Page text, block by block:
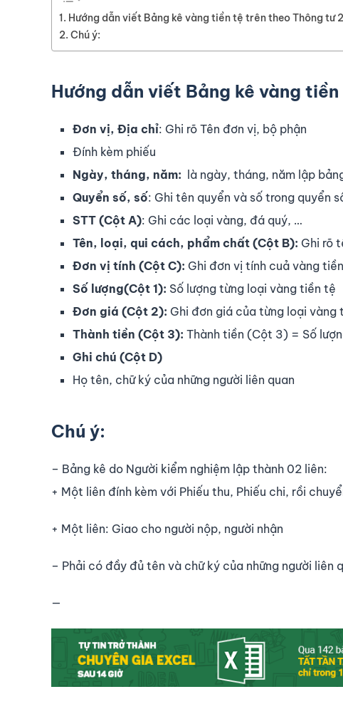
Hướng dẫn viết Bảng kê vàng tiền tệ trên theo Thông tư
Chú ý:
Hướng dẫn viết Bảng kê vàng
Đơn vị, Địa chỉ: Ghi rõ Tên đơn vị, bộ phận
Đính kèm phiếu
Ngày, tháng, năm: là ngày, tháng, năm lập
Quyển số, số: Ghi tên quyển và số trong quyển
STT (Cột A): Ghi các loại vàng, đá quý, …
Tên, loại, qui cách, phẩm chất (Cột B): Ghi rõ
Đơn vị tính (Cột C): Ghi đơn vị tính cuả vàng
Số lượng(Cột 1): Số lượng từng loại vàng tiền tệ
Đơn giá (Cột 2): Ghi đơn giá của từng loại vàng
Thành tiền (Cột 3): Thành tiền (Cột 3) = Số
Ghi chú (Cột D)
Họ tên, chữ ký của những người liên quan
Chú ý:
– Bảng kê do Người kiểm nghiệm lập thành 02 liên:
+ Một liên đính kèm với Phiếu thu, Phiếu chi, rồi
+ Một liên: Giao cho người nộp, người nhận
– Phải có đầy đủ tên và chữ ký của những người liên
—